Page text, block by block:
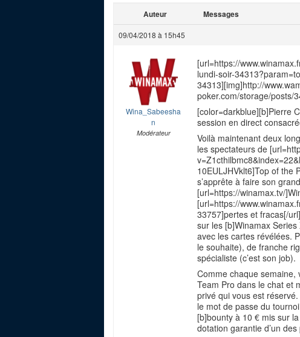
Auteur Messages
09/04/2018 à 15h45
Wina_Sabeesha
n
Modérateur
[url=https://
lundi-soir-
34313][img]http://
poker.com/storage/posts/
[color=darkblue][b]Pierre
session en direct
Voilà maintenant deux
les spectateurs de
10EULJHVklt6]Top of the
s’apprête à faire son
[url=https://winamax.tv/
[url=https://
33757]pertes et fracas[/
sur les [b]Winamax
avec les cartes révélées.
le souhaite), de franche
spécialiste (c’est son job).
Comme chaque
Team Pro dans le chat et
privé qui vous est
le mot de passe du
[b]bounty à 10 € mis sur
dotation garantie d’un